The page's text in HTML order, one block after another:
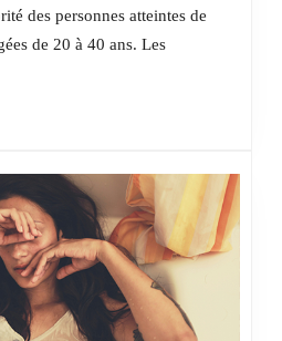
des personnes atteintes de
de 20 à 40 ans. Les